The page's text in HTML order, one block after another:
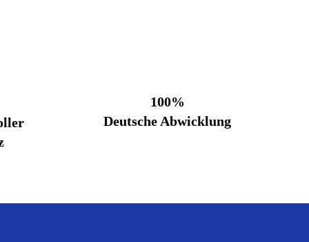
100%
Deutsche Abwicklung